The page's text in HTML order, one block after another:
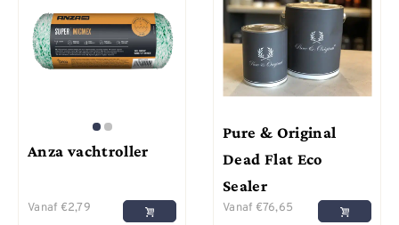
Anza vachtroller
Vanaf €2,79
Pure & Original
Dead Flat Eco
Sealer
Vanaf €76,65